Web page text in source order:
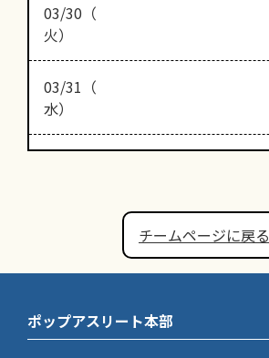
03/30（
火）
03/31（
水）
チームページに戻る
ポップアスリート本部